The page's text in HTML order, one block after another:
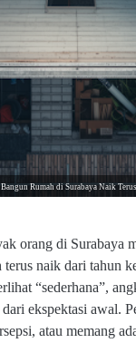
Bangun Rumah di Surabaya Naik
orang di Surabaya
terus naik dari tahun
“sederhana”,
ekspektasi awal.
atau memang